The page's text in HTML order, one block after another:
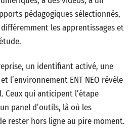
pédagogiques sélectionnés,
les apprentissages et
un identifiant activé, une
l’environnement ENT NEO révèle
qui anticipent l’étape
panel d’outils, là où les
rester hors ligne au pire moment.